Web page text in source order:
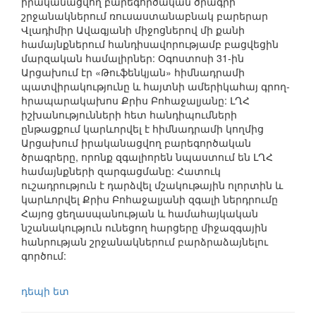
շրջանակներում ռուսաստանաբնակ բարերար
Վլադիմիր Ավագյանի միջոցներով մի քանի
համայնքներում հանդիսավորությամբ բացվեցին
մարզական համալիրներ: Օգոստոսի 31-ին
Արցախում էր «Թուֆենկյան» հիմնադրամի
պատվիրակությունը և հայտնի ամերիկահայ գրող-
հրապարակախոս Քրիս Բոհաջալյանը: ԼՂՀ
իշխանությունների հետ հանդիպումների
ընթացքում կարևորվել է հիմնադրամի կողմից
Արցախում իրականացվող բարեգործական
ծրագրերը, որոնք զգալիորեն նպաստում են ԼՂՀ
համայնքների զարգացմանը: Հատուկ
ուշադրություն է դարձվել մշակութային ոլորտին և
կարևորվել Քրիս Բոհաջալյանի զգալի ներդրումը
Հայոց ցեղասպանության և համահայկական
նշանակություն ունեցող հարցերը միջազգային
հանրության շրջանակներում բարձրաձայնելու
գործում:
դեպի ետ